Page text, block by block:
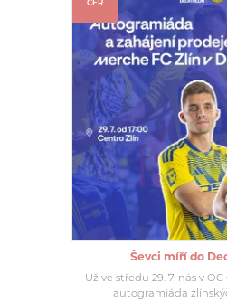
ČER
Ševci míří do
Už ve středu 29. 7. nás v
autogramiáda